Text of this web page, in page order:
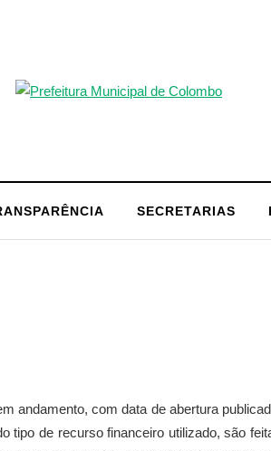
SECRETARIAS
andamento, com data de abertura
tipo de recurso financeiro utilizado, são